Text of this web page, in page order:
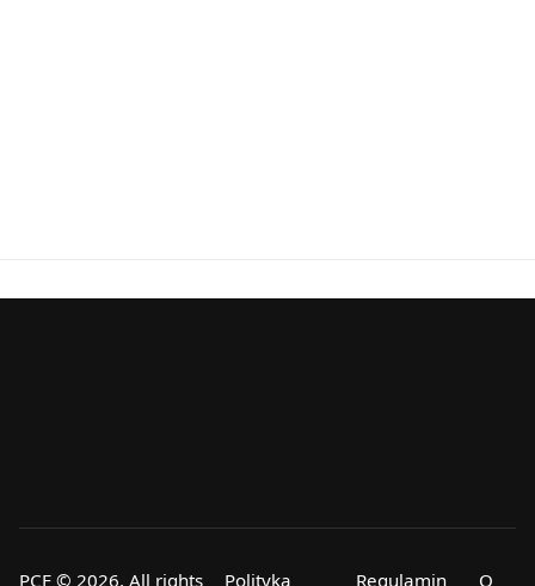
PCF © 2026, All rights Polityka Regulamin O